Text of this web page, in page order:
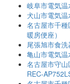
岐阜市電気温
犬山市電気温
名古屋市千
暖房便座）
尾張旭市食
亀山市電気温
名古屋市守
REC-